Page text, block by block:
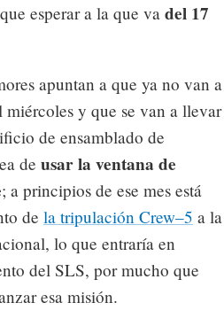
esperar a la que va del 17
apuntan a que ya no van a
y que se van a llevar
de ensamblado de
de usar la ventana de
; a principios de ese mes está
de la tripulación Crew–5 a la
lo que entraría en
del SLS, por mucho que
esa misión.